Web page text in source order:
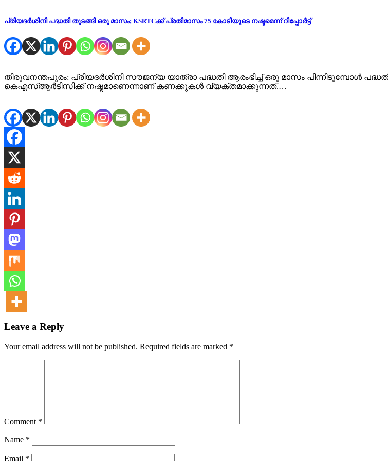
പ്രിയദര്‍ശിനി പദ്ധതി തുടങ്ങി ഒരു മാസം; KSRTCക്ക് പ്രതിമാസം 75 കോടിയുടെ നഷ്ടമെന്ന് റിപ്പോർട്ട്
തിരുവനന്തപുരം: പ്രിയദര്‍ശിനി സൗജന്യ യാത്രാ പദ്ധതി ആരംഭിച്ച് ഒരു മാസം പിന്നിടുമ്പോള്‍
കെഎസ്ആര്‍ടിസിക്ക് നഷ്ടമാണെന്നാണ് കണക്കുകള്‍ വ്യക്തമാക്കുന്നത്.…
Leave a Reply
Your email address will not be published. Required fields are marked *
Comment *
Name *
Email *